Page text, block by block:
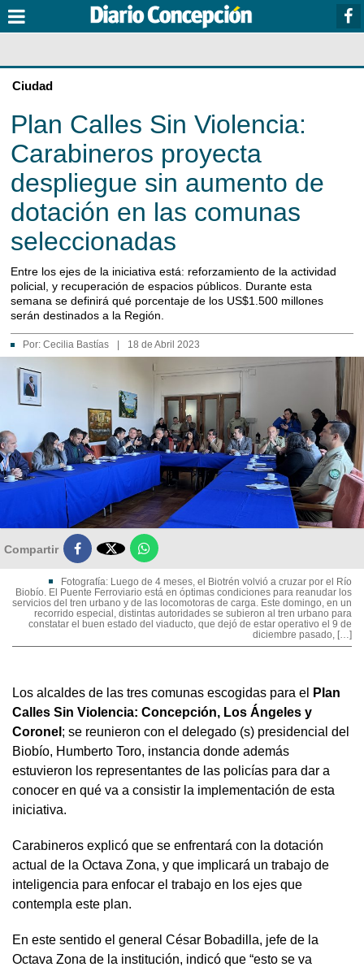
Ciudad
Plan Calles Sin Violencia:
Carabineros proyecta
despliegue sin aumento de
dotación en las comunas
seleccionadas
Entre los ejes de la iniciativa está: reforzamiento de la actividad
policial, y recuperación de espacios públicos. Durante esta
semana se definirá qué porcentaje de los US$1.500 millones
serán destinados a la Región.
Por: Cecilia Bastías 18 de Abril 2023
Compartir 
Fotografía: Luego de 4 meses, el Biotrén volvió a cruzar por el Río
Biobío. El Puente Ferroviario está en óptimas condiciones para reanudar los
servicios del tren urbano y de las locomotoras de carga. Este domingo, en un
recorrido especial, distintas autoridades se subieron al tren urbano para
constatar el buen estado del viaducto, que dejó de estar operativo el 9 de
diciembre pasado, […]
Los alcaldes de las tres comunas escogidas para el
Plan
Calles Sin Violencia: Concepción, Los Ángeles y
Coronel ; se reunieron con el delegado (s) presidencial del
Biobío, Humberto Toro, instancia donde además
estuvieron los representantes de las policías para dar a
conocer en qué va a consistir la implementación de esta
iniciativa.
Carabineros explicó que se enfrentará con la dotación
actual de la Octava Zona, y que implicará un trabajo de
inteligencia para enfocar el trabajo en los ejes que
contempla este plan.
En este sentido el general César Bobadilla, jefe de la
Octava Zona de la institución, indicó que “esto se va